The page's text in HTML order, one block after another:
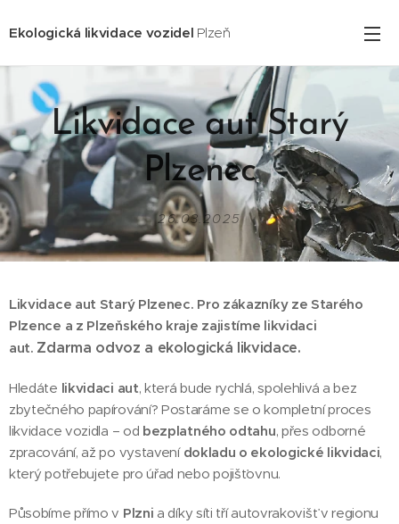
Ekologická likvidace vozidel Plzeň
Likvidace aut Starý
Plzenec
26.03.2025
Likvidace aut Starý Plzenec. Pro zákazníky ze Starého
Plzence a z Plzeňského kraje zajistíme likvidaci
aut. Zdarma odvoz a ekologická likvidace.
Hledáte likvidaci aut, která bude rychlá, spolehlivá a bez
zbytečného papírování? Postaráme se o kompletní proces
likvidace vozidla – od bezplatného odtahu, přes odborné
zpracování, až po vystavení dokladu o ekologické likvidaci,
který potřebujete pro úřad nebo pojišťovnu.
Působíme přímo v Plzni a díky síti tří autovrakovišť v regionu